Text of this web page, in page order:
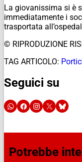
La giovanissima si è
immediatamente i
trasportata
© RIPRODUZIONE
TAG ARTICOLO:
Seguici su
Potrebbe